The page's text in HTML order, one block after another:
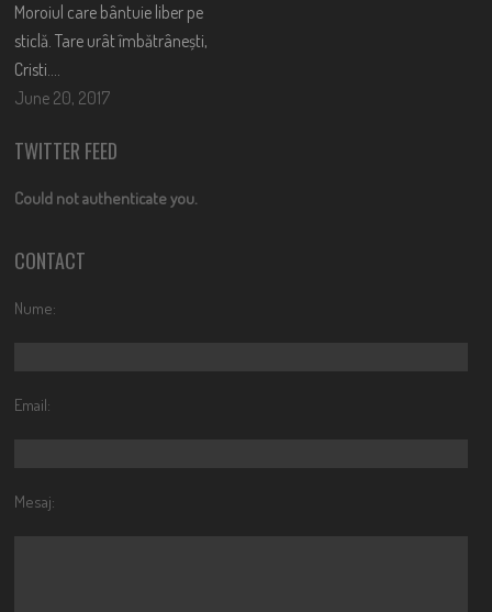
Moroiul care bântuie liber pe
sticlă. Tare urât îmbătrânești,
Cristi….
June 20, 2017
TWITTER FEED
Could not authenticate you.
CONTACT
Nume:
Email:
Mesaj: